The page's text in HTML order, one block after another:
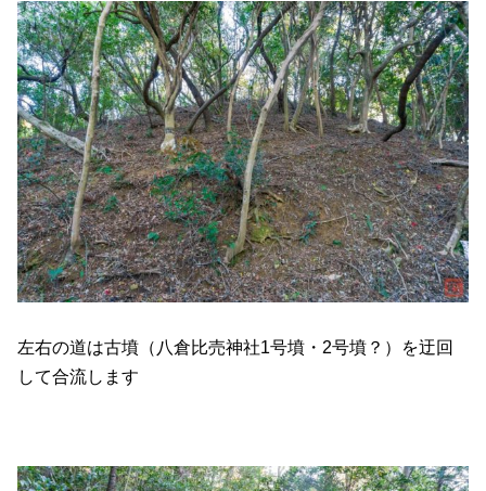
左右の道は古墳（八倉比売神社1号墳・2号墳？）を迂回
して合流します